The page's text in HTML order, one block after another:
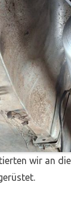
wir an